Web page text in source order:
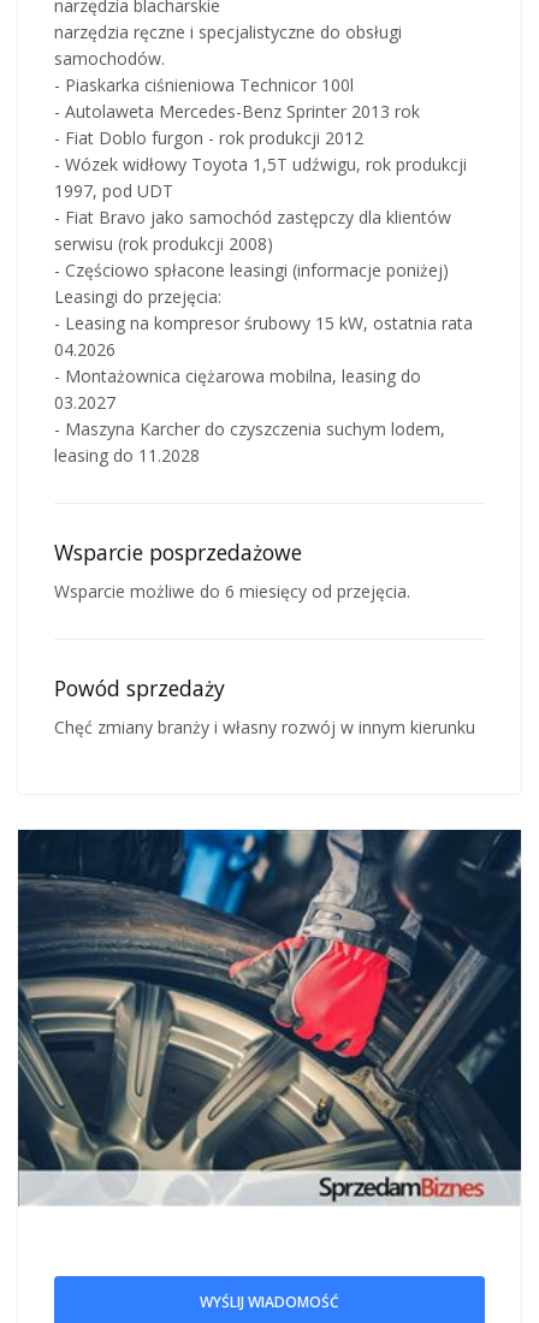
narzędzia blacharskie
narzędzia ręczne i specjalistyczne do obsługi
samochodów.
- Piaskarka ciśnieniowa Technicor 100l
- Autolaweta Mercedes-Benz Sprinter 2013 rok
- Fiat Doblo furgon - rok produkcji 2012
- Wózek widłowy Toyota 1,5T udźwigu, rok produkcji
1997, pod UDT
- Fiat Bravo jako samochód zastępczy dla klientów
serwisu (rok produkcji 2008)
- Częściowo spłacone leasingi (informacje poniżej)
Leasingi do przejęcia:
- Leasing na kompresor śrubowy 15 kW, ostatnia rata
04.2026
- Montażownica ciężarowa mobilna, leasing do
03.2027
- Maszyna Karcher do czyszczenia suchym lodem,
leasing do 11.2028
Wsparcie posprzedażowe
Wsparcie możliwe do 6 miesięcy od przejęcia.
Powód sprzedaży
Chęć zmiany branży i własny rozwój w innym kierunku
WYŚLIJ WIADOMOŚĆ